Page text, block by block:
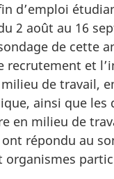
d’emploi
2 août au 16
de cette
recrutement et
milieu de travail,
ainsi que les
en milieu de
répondu au
organismes